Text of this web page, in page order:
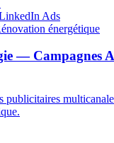
Ads
énergétique
— Campagnes
publicitaires